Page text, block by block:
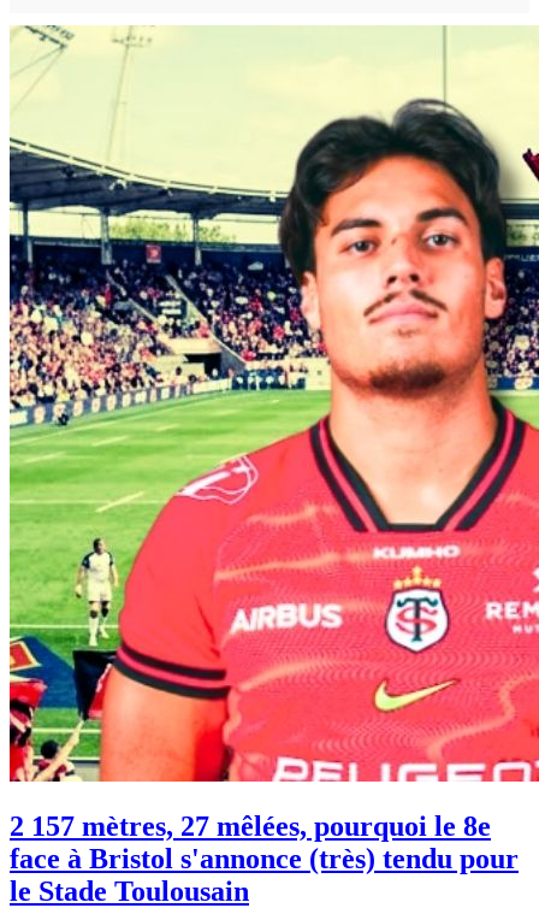
2 157 mètres, 27 mêlées, pourquoi le 8e
face à Bristol s'annonce (très) tendu pour
le Stade Toulousain